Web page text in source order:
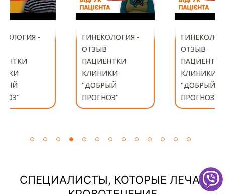
ГИНЕКОЛОГИЯ -
ГИНЕКОЛОГИЯ -
СПЕЦИАЛИСТЫ, КОТОРЫЕ ЛЕЧАТ